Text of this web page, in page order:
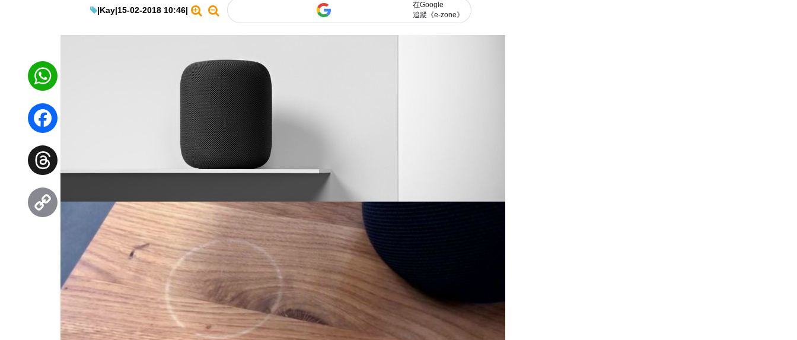
|Kay|15-02-2018 10:46|
在Google
追蹤《e-zone》
WhatsApp
Facebook
Threads